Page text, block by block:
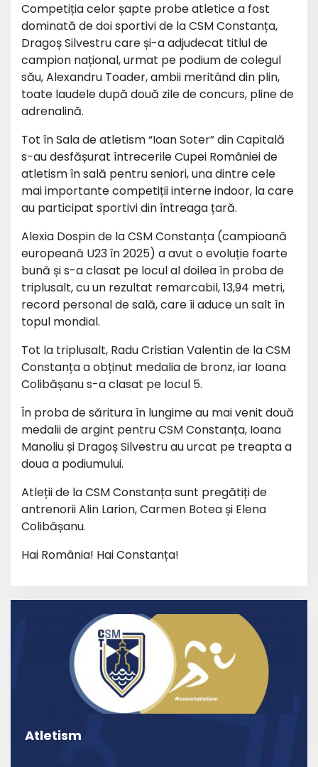
Competiția celor șapte probe atletice a fost
dominată de doi sportivi de la CSM Constanța,
Dragoș Silvestru care și-a adjudecat titlul de
campion național, urmat pe podium de colegul
său, Alexandru Toader, ambii meritând din plin,
toate laudele după două zile de concurs, pline de
adrenalină.
Tot în Sala de atletism “Ioan Soter” din Capitală
s-au desfășurat întrecerile Cupei României de
atletism în sală pentru seniori, una dintre cele
mai importante competiții interne indoor, la care
au participat sportivi din întreaga țară.
Alexia Dospin de la CSM Constanța (campioană
europeană U23 în 2025) a avut o evoluție foarte
bună și s-a clasat pe locul al doilea în proba de
triplusalt, cu un rezultat remarcabil, 13,94 metri,
record personal de sală, care îi aduce un salt în
topul mondial.
Tot la triplusalt, Radu Cristian Valentin de la CSM
Constanța a obținut medalia de bronz, iar Ioana
Colibășanu s-a clasat pe locul 5.
În proba de săritura în lungime au mai venit două
medalii de argint pentru CSM Constanța, Ioana
Manoliu și Dragoș Silvestru au urcat pe treapta a
doua a podiumului.
Atleții de la CSM Constanța sunt pregătiți de
antrenorii Alin Larion, Carmen Botea și Elena
Colibășanu.
Hai România! Hai Constanța!
Atletism